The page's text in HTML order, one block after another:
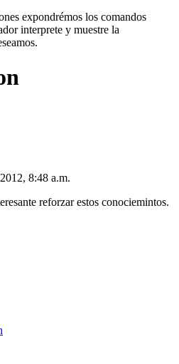
expondrémos los comandos
interprete y muestre la
8:48 a.m.
reforzar estos conociemintos.